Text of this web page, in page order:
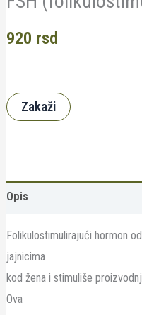
920 rsd
Zakaži
Opis
Folikulostimulirajući hormon
jajnicima
kod žena i stimuliše
Ova